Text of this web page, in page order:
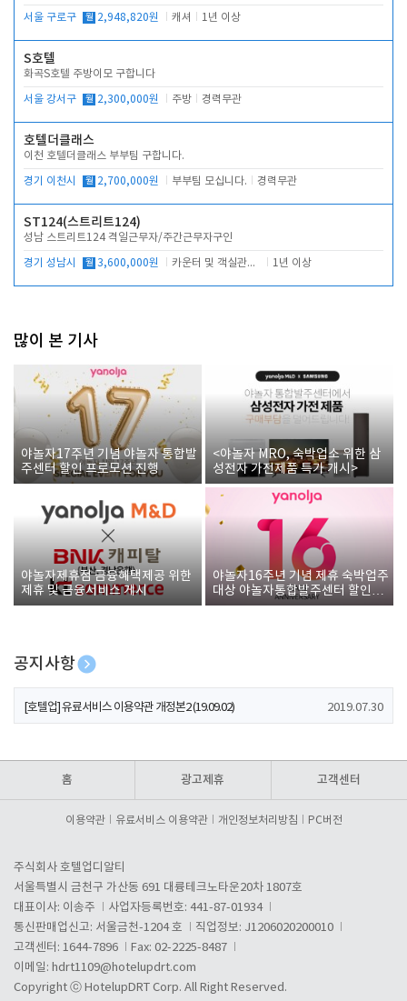
서울 구로구 월 2,948,820원 캐셔 1년 이상
S호텔
화곡S호텔 주방이모 구합니다
서울 강서구 월 2,300,000원 주방 경력무관
호텔더클래스
이천 호텔더클래스 부부팀 구합니다.
경기 이천시 월 2,700,000원 부부팀 모십니다. 경력무관
ST124(스트리트124)
성남 스트리트124 격일근무자/주간근무자구인
경기 성남시 월 3,600,000원 카운터 및 객실관리 전반 1년 이상
많이 본 기사
야놀자17주년 기념 야놀자 통합발
주센터 할인 프로모션 진행
<야놀자 MRO, 숙박업소 위한 삼
성전자 가전제품 특가 개시>
야놀자제휴점 금융혜택제공 위한
제휴 및 금융서비스 게시
야놀자16주년 기념 제휴 숙박업주
대상 야놀자통합발주센터 할인쿠
폰 증정
공지사항
[호텔업] 개인정보 처리방침 개정본1 (19.09.02)
[호텔업] 유료서비스 이용약관 개정본2 (19.09.02) 2019.07.30
홈 광고제휴 고객센터
이용약관 유료서비스 이용약관 개인정보처리방침 PC버전
주식회사 호텔업디알티
서울특별시 금천구 가산동 691 대륭테크노타운20차 1807호
대표이사: 이송주
사업자등록번호: 441-87-01934
통신판매업신고: 서울금천-1204 호
직업정보: J1206020200010
고객센터: 1644-7896
Fax: 02-2225-8487
이메일: hdrt1109@hotelupdrt.com
Copyright ⓒ HotelupDRT Corp. All Right Reserved.